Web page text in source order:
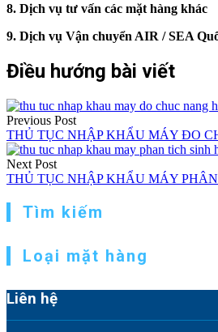
8. Dịch vụ tư vấn các mặt hàng khác
9. Dịch vụ Vận chuyển AIR / SEA
Điều hướng bài viết
Previous Post
THỦ TỤC NHẬP KHẨU MÁY ĐO
Next Post
THỦ TỤC NHẬP KHẨU MÁY
Tìm kiếm
Loại mặt hàng
Liên hệ